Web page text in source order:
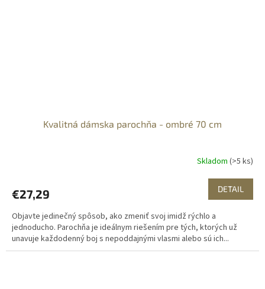
Kvalitná dámska parochňa - ombré 70 cm
Skladom (>5 ks)
€27,29 DETAIL
Objavte jedinečný spôsob, ako zmeniť svoj imidž rýchlo a
jednoducho. Parochňa je ideálnym riešením pre tých, ktorých už
unavuje každodenný boj s nepoddajnými vlasmi alebo sú ich...